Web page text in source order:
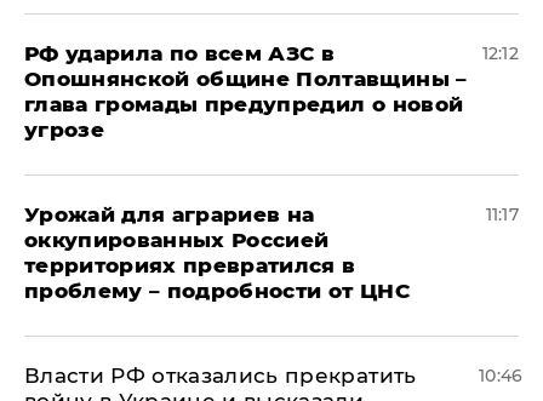
РФ ударила по всем АЗС в
Опошнянской общине Полтавщины –
глава громады предупредил о новой
угрозе
12:12
Урожай для аграриев на
оккупированных Россией
территориях превратился в
проблему – подробности от ЦНС
11:17
Власти РФ отказались прекратить
10:46